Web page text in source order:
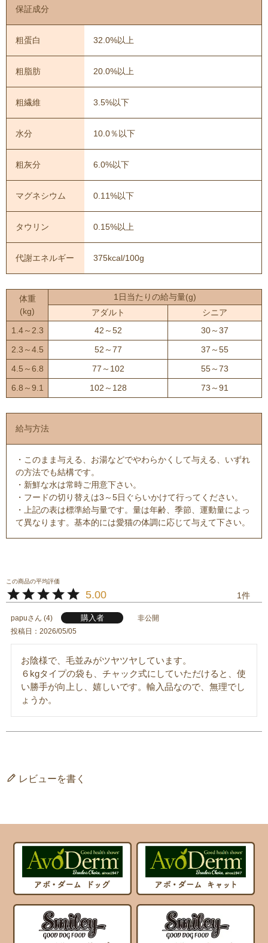
保証成分
粗蛋白 32.0%以上
粗脂肪 20.0%以上
粗繊維 3.5%以下
水分 10.0％以下
粗灰分 6.0%以下
マグネシウム 0.11%以下
タウリン 0.15%以上
代謝エネルギー 375kcal/100g
体重
(kg)
1日当たりの給与量(g)
アダルト
シニア
1.4～2.3
42～52
30～37
2.3～4.5
52～77
37～55
4.5～6.8
77～102
55～73
6.8～9.1
102～128 73～91
給与方法
・このまま与える、お湯などでやわらかくして与える、いずれ
の方法でも結構です。
・新鮮な水は常時ご用意下さい。
・フードの切り替えは3～5日ぐらいかけて行ってください。
・上記の表は標準給与量です。量は年齢、季節、運動量によっ
て異なります。基本的には愛猫の体調に応じて与えて下さい。
5.00 1
papu 4 購入者
非公開
投稿日
2026/05/05
お陰様で、毛並みがツヤツヤしています。
６kgタイプの袋も、チャック式にしていただけると、使
い勝手が向上し、嬉しいです。輸入品なので、無理でし
ょうか。
レビューを書く